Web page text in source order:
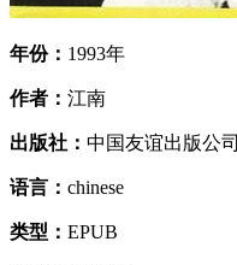
年份： 1993年
作者： 江南
出版社： 中国友谊出版公司
语言： chinese
类型： EPUB